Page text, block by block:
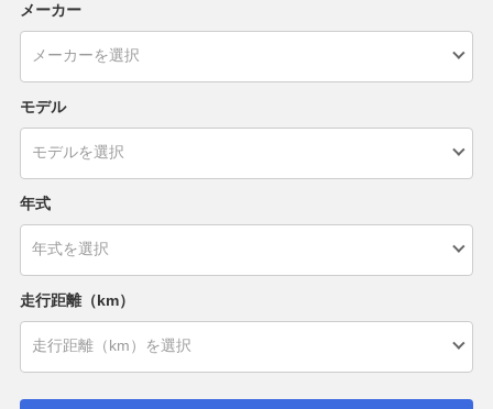
メーカー
モデル
年式
走行距離（km）